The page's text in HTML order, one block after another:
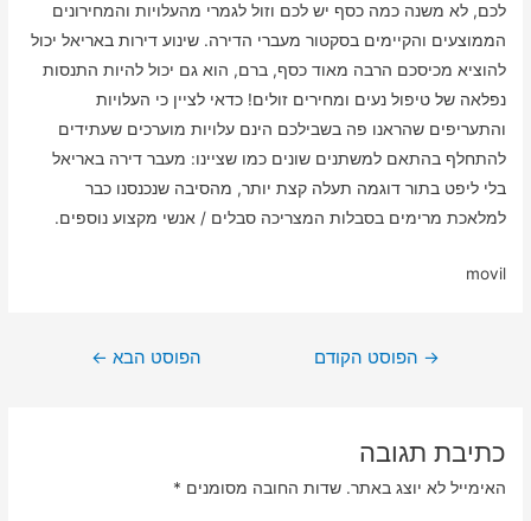
לכם, לא משנה כמה כסף יש לכם וזול לגמרי מהעלויות והמחירונים
הממוצעים והקיימים בסקטור מעברי הדירה. שינוע דירות באריאל יכול
להוציא מכיסכם הרבה מאוד כסף, ברם, הוא גם יכול להיות התנסות
נפלאה של טיפול נעים ומחירים זולים! כדאי לציין כי העלויות
והתעריפים שהראנו פה בשבילכם הינם עלויות מוערכים שעתידים
להתחלף בהתאם למשתנים שונים כמו שציינו: מעבר דירה באריאל
בלי ליפט בתור דוגמה תעלה קצת יותר, מהסיבה שנכנסנו כבר
למלאכת מרימים בסבלות המצריכה סבלים / אנשי מקצוע נוספים.
movil
ניווט
→ הפוסט הקודם הפוסט הבא ←
כתיבת תגובה
האימייל לא יוצג באתר. שדות החובה מסומנים *